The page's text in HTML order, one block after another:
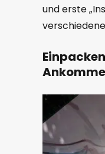
und erste